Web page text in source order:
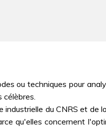
ou techniques pour
du CNRS et de
qu'elles concernent